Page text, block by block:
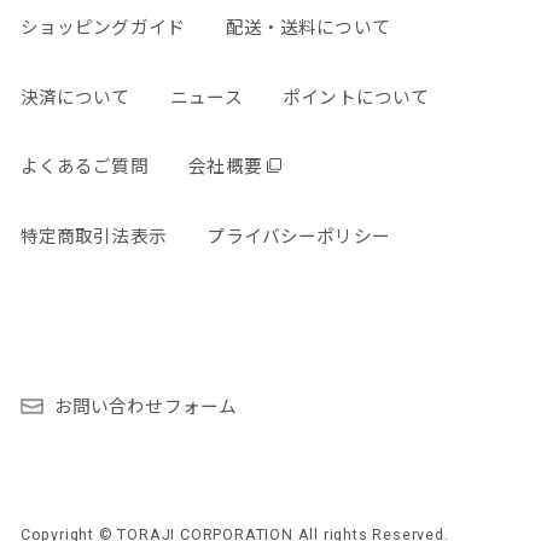
ショッピングガイド 配送・送料について
決済について ニュース ポイントについて
よくあるご質問 会社概要
特定商取引法表示 プライバシーポリシー
お問い合わせフォーム
Copyright © TORAJI CORPORATION All rights Reserved.